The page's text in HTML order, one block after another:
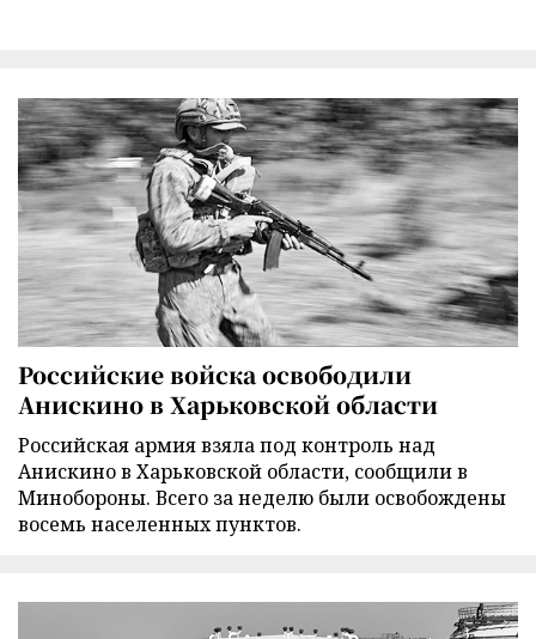
Российские войска освободили
Анискино в Харьковской области
Российская армия взяла под контроль над
Анискино в Харьковской области, сообщили в
Минобороны. Всего за неделю были освобождены
восемь населенных пунктов.